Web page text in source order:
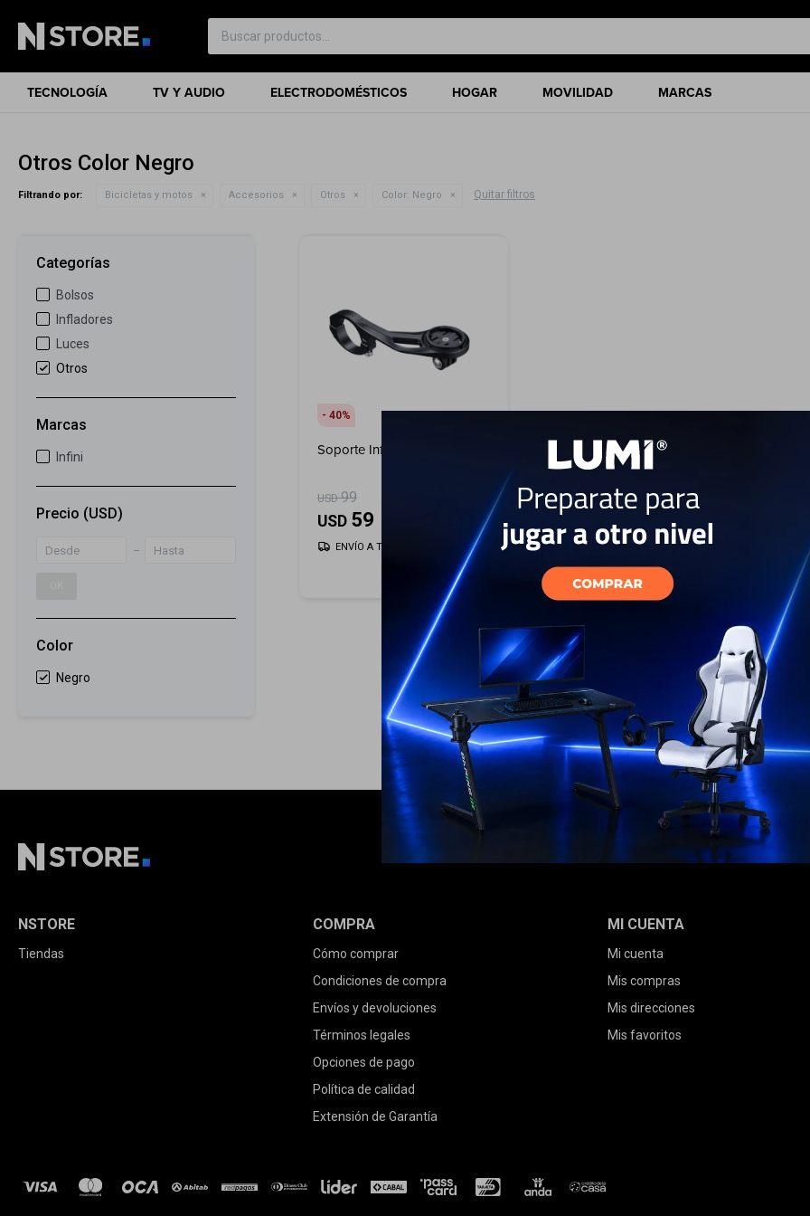
TECNOLOGÍA TV Y AUDIO ELECTRODOMÉSTICOS HOGAR MOVILIDAD MARCAS
Otros Color Negro
Filtrando por: Bicicletas y motos Accesorios Otros Color: Negro Quitar filtros
40
Soporte Infini Para Garmin
USD 99
USD 59
ENVÍO A TODO EL PAÍS
Categorías
Bolsos
Infladores
Luces
Otros
Marcas
Infini
Precio (USD)
Color
Negro
NSTORE
Tiendas
COMPRA
Cómo comprar
Condiciones de compra
Envíos y devoluciones
Términos legales
Opciones de pago
Política de calidad
Extensión de Garantía
MI CUENTA
Mi cuenta
Mis compras
Mis direcciones
Mis favoritos